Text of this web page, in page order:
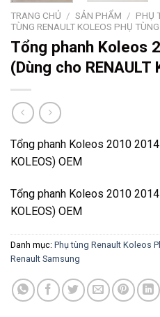
TRANG CHỦ / SẢN PHẨM / PHỤ
TÙNG RENAULT KOLEOS PHỤ
Tổng phanh Koleos
(Dùng cho RENAULT
Tổng phanh Koleos 2010
KOLEOS) OEM
Tổng phanh Koleos 2010
KOLEOS) OEM
Danh mục: Phụ tùng Renault Koleos
Renault Samsung